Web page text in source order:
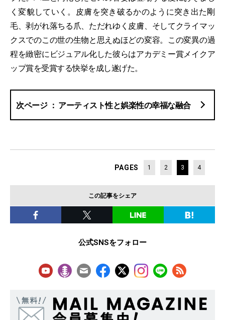
く変貌していく。皮膚を突き破るかのように突き出た剛
毛、剥がれ落ちる爪、ただれゆく皮膚、そしてクライマッ
クスでのこの世の生物と思えぬほどの変容。この変異の過
程を緻密にビジュアル化した彼らはアカデミー賞メイクア
ップ賞を受賞する快挙を成し遂げた。
アーティスト性と娯楽性の幸福な融合
PAGES 1 2 3 4
この記事をシェア
公式SNSをフォロー